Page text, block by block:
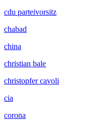
cdu parteivorsitz
chabad
china
christian bale
christopfer cavoli
cia
corona